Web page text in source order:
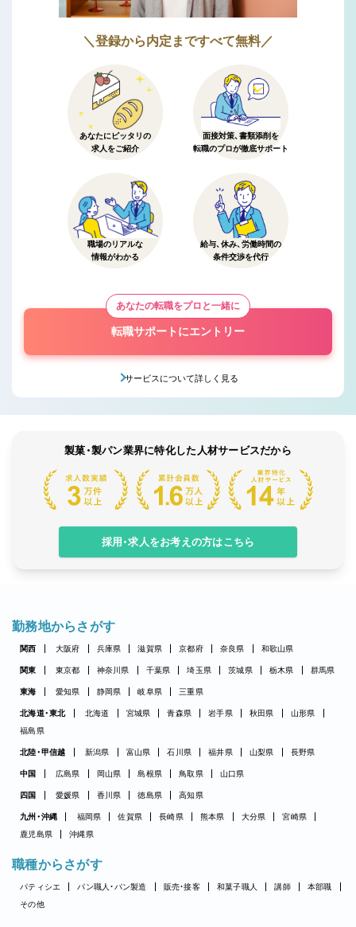
＼登録から内定まですべて無料／
あなたにピッタリの
求人をご紹介
面接対策、書類添削を
転職のプロが徹底サポート
職場のリアルな
情報がわかる
給与、休み、労働時間の
条件交渉を代行
あなたの転職をプロと一緒に
転職サポートにエントリー
サービスについて詳しく見る
製菓・製パン業界に特化した人材サービスだから
採用・求人をお考えの方はこちら
勤務地からさがす
関西 大阪府 兵庫県 滋賀県 京都府 奈良県 和歌山県
関東 東京都 神奈川県 千葉県 埼玉県 茨城県 栃木県 群馬県
東海 愛知県 静岡県 岐阜県 三重県
北海道・東北 北海道 宮城県 青森県 岩手県 秋田県
山形県
福島県
北陸・甲信越 新潟県 富山県 石川県 福井県 山梨県 長野県
中国 広島県 岡山県 島根県 鳥取県 山口県
四国 愛媛県 香川県 徳島県 高知県
九州・沖縄 福岡県 佐賀県 長崎県 熊本県 大分県
宮崎県
鹿児島県
沖縄県
職種からさがす
パティシエ パン職人・パン製造 販売・接客 和菓子職人 講師
本部職
その他